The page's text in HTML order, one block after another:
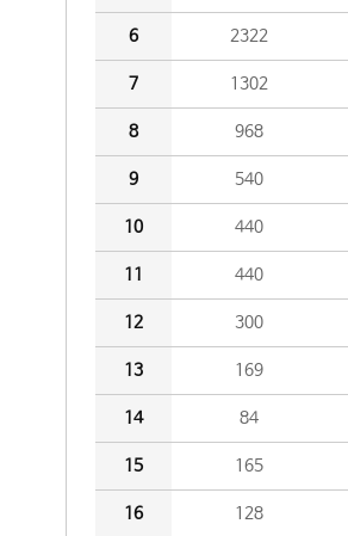
6 2322
7 1302
8 968
9 540
10 440
11 440
12 300
13 169
14 84
15 165
16 128